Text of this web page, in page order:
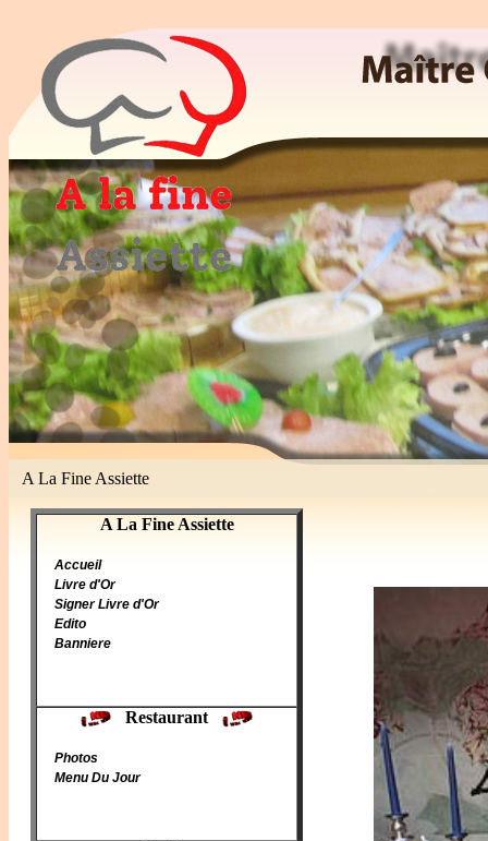
A La Fine Assiette
Maitre Cuisinier, Traiteur, Patissier
A La Fine Assiette
Accueil
Livre d'Or
Signer Livre d'Or
Edito
Banniere
Restaurant
Photos
Menu Du Jour